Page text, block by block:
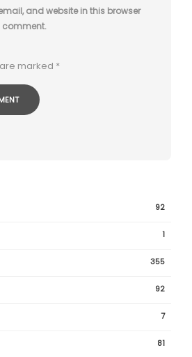
and website in this browser
comment.
marked *
92
1
355
92
7
81